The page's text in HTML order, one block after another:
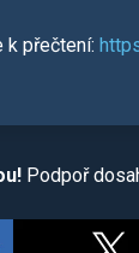
k přečtení:
Podpoř